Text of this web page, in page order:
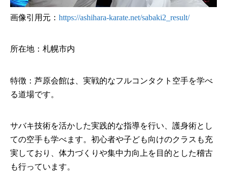
画像引用元： https://ashihara-karate.net/sabaki2_result/
所在地：札幌市内
特徴：芦原会館は、実戦的なフルコンタクト空手を学べ
る道場です。
サバキ技術を活かした実践的な指導を行い、護身術とし
ての空手も学べます。初心者や子ども向けのクラスも充
実しており、体力づくりや集中力向上を目的とした稽古
も行っています。